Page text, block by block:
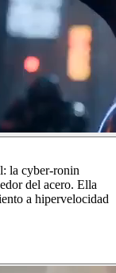
la cyber-ronin
del acero. Ella
a hipervelocidad